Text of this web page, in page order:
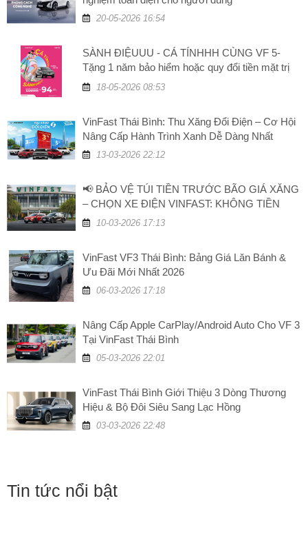
Tin tức nổi bật
20-05-2026 16:54
SÀNH ĐIỆUUU - CÁ TÍNHHH CÙNG VF 5-
Tặng 1 năm bảo hiểm hoặc quy đổi tiền mặt trị
giá 5 triệu đồng
18-05-2026 08:53
VinFast Thái Bình: Thu Xăng Đổi Điện – Cơ Hội
Nâng Cấp Hành Trình Xanh Dễ Dàng Nhất
13-03-2026 22:12
📢 BẢO VỆ TÚI TIỀN TRƯỚC BÃO GIÁ XĂNG
– CHỌN XE ĐIỆN VINFAST: KHÔNG TIỀN
XĂNG, TĂNG GIÁ TRỊ!
10-03-2026 17:13
VinFast VF3 Thái Bình: Bảng Giá Lăn Bánh &
Ưu Đãi Mới Nhất 2026
06-03-2026 17:18
Nâng Cấp Apple CarPlay/Android Auto Cho VF 3
Tại VinFast Thái Bình
05-03-2026 22:01
VinFast Thái Bình Giới Thiệu 3 Dòng Thương
Hiệu & Bộ Đôi Siêu Sang Lạc Hồng
03-03-2026 22:48